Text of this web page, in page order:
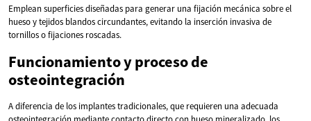
Emplean superficies diseñadas para generar una fijación mecánica sobre el
hueso y tejidos blandos circundantes, evitando la inserción invasiva de
tornillos o fijaciones roscadas.
Funcionamiento y proceso de
osteointegración
A diferencia de los implantes tradicionales, que requieren una adecuada